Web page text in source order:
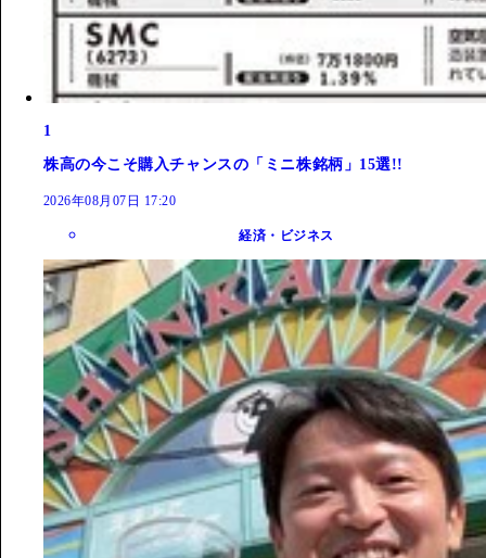
1
株高の今こそ購入チャンスの「ミニ株銘柄」15選!!
2026年08月07日 17:20
経済・ビジネス